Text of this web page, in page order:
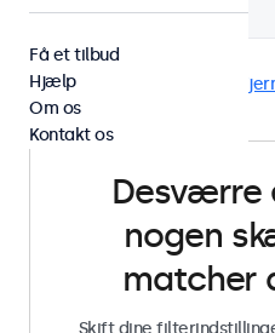
Filter (0)
VGA
Desværre
nogen
matcher
Skift dine
Få et tilbud
Hjælp
Om os
Kontakt os